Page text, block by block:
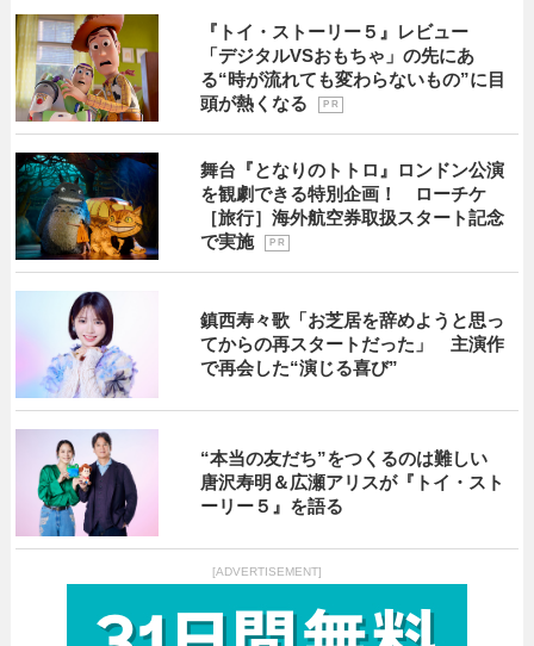
『トイ・ストーリー５』レビュー
「デジタルVSおもちゃ」の先にあ
る“時が流れても変わらないもの”に目
頭が熱くなる
P R
舞台『となりのトトロ』ロンドン公演
を観劇できる特別企画！ ローチケ
［旅行］海外航空券取扱スタート記念
で実施
P R
鎮西寿々歌「お芝居を辞めようと思っ
てからの再スタートだった」 主演作
で再会した“演じる喜び”
“本当の友だち”をつくるのは難しい
唐沢寿明＆広瀬アリスが『トイ・スト
ーリー５』を語る
[ADVERTISEMENT]